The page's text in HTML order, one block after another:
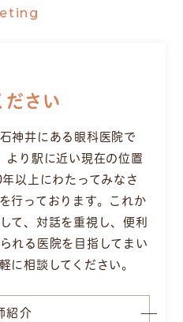
ださい
神井にある眼科医院で
より駅に近い現在の位置
以上にわたってみなさ
行っております。これか
て、対話を重視し、便利
れる医院を目指してまい
に相談してください。
紹介